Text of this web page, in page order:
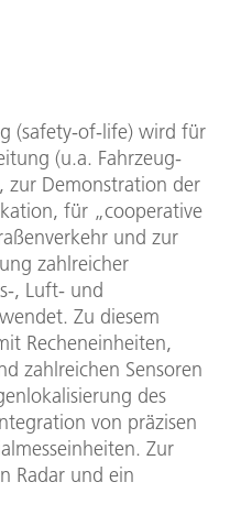
(safety-of-life) wird für
(u.a. Fahrzeug-
zur Demonstration der
für „cooperative
und zur
zahlreicher
, Luft- und
Zu diesem
Recheneinheiten,
zahlreichen Sensoren
des
von präzisen
Zur
Radar und ein